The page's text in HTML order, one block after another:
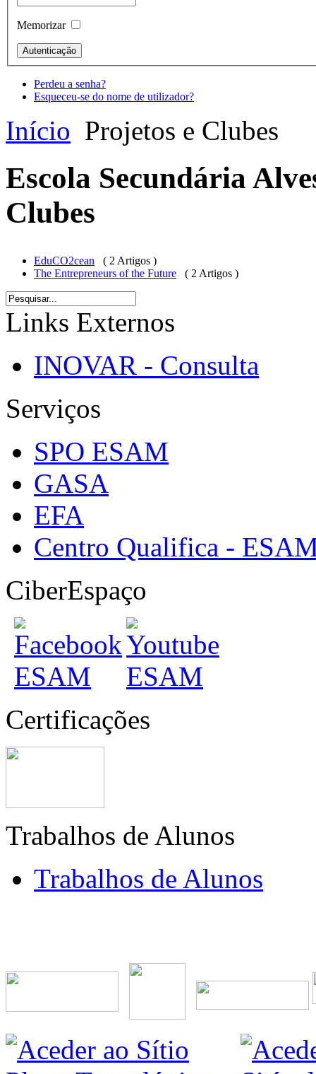
Memorizar
Perdeu a senha?
Esqueceu-se do nome de utilizador?
Início Projetos e Clubes
Escola Secundária
Clubes
EduCO2cean
( 2 Artigos )
The Entrepreneurs of the Future
( 2 Artigos )
Links Externos
INOVAR - Consulta
Serviços
SPO ESAM
GASA
EFA
Centro Qualifica -
CiberEspaço
Certificações
Trabalhos de Alunos
Trabalhos de Alunos